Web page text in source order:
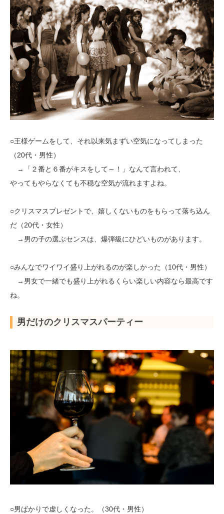
○王様ゲームをして、それ以来気まずい空気になってしまった
（20代・男性）
→「２番と６番がキスをして～！」なんて言われて、
やってもやらなくても不穏な空気が流れますよね。
○クリスマスプレゼントで、嬉しくないものをもらって落ち込ん
だ（20代・女性）
→男の子の選ぶセンスは、爆弾級にひどいものがあります。
○みんなでワイワイ盛り上がれるのが楽しかった（10代・男性）
→男女で一緒でも盛り上がれるくらい楽しい内容なら最高です
ね。
男だけのクリスマスパーティー
○男ばかりで虚しくなった。（30代・男性）